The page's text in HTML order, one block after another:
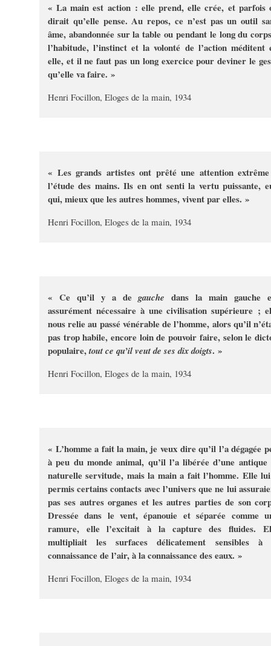
« La main est action : elle prend, elle crée, et parfois
dirait qu’elle pense. Au repos, ce n’est pas un outil
âme, abandonnée sur la table ou pendant le long du
l’habitude, l’instinct et la volonté de l’action méditent
elle, et il ne faut pas un long exercice pour deviner le
qu’elle va faire. »
Henri Focillon, Eloges de la main, 1934
« Les grands artistes ont prêté une attention
l’étude des mains. Ils en ont senti la vertu puissante,
qui, mieux que les autres hommes, vivent par elles. »
Henri Focillon, Eloges de la main, 1934
« Ce qu’il y a degauche dans la main gauche
assurément nécessaire à une civilisation supérieure ;
nous relie au passé vénérable de l’homme, alors qu’il
pas trop habile, encore loin de pouvoir faire, selon le
populaire,tout ce qu’il veut de ses dix doigts. »
Henri Focillon, Eloges de la main, 1934
« L’homme a fait la main, je veux dire qu’il l’a dégagée
à peu du monde animal, qu’il l’a libérée d’une antique
naturelle servitude, mais la main a fait l’homme. Elle
permis certains contacts avec l’univers que ne lui
pas ses autres organes et les autres parties de son
Dressée dans le vent, épanouie et séparée comme
ramure, elle l’excitait à la capture des fluides.
multipliait les surfaces délicatement sensibles à
connaissance de l’air, à la connaissance des eaux. »
Henri Focillon, Eloges de la main, 1934